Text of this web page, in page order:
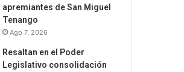
apremiantes de San Miguel
Tenango
Ago 7, 2026
Resaltan en el Poder
Legislativo consolidación